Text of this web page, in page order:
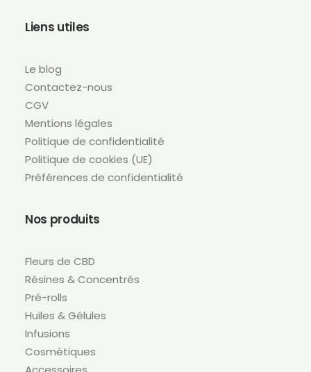
Liens utiles
Le blog
Contactez-nous
CGV
Mentions légales
Politique de confidentialité
Politique de cookies (UE)
Préférences de confidentialité
Nos produits
Fleurs de CBD
Résines & Concentrés
Pré-rolls
Huiles & Gélules
Infusions
Cosmétiques